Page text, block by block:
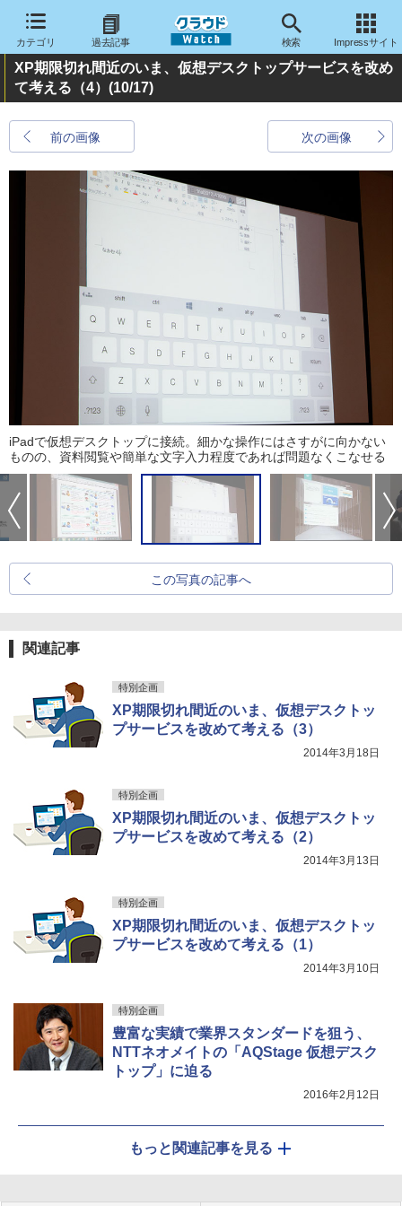
カテゴリ 過去記事 検索 Impressサイト
XP期限切れ間近のいま、仮想デスクトップサービスを改め
て考える（4） (10/17)
前の画像 次の画像
iPadで仮想デスクトップに接続。細かな操作にはさすがに向かない
ものの、資料閲覧や簡単な文字入力程度であれば問題なくこなせる
この写真の記事へ
関連記事
特別企画
XP期限切れ間近のいま、仮想デスクトッ
プサービスを改めて考える（3）
2014年3月18日
特別企画
XP期限切れ間近のいま、仮想デスクトッ
プサービスを改めて考える（2）
2014年3月13日
特別企画
XP期限切れ間近のいま、仮想デスクトッ
プサービスを改めて考える（1）
2014年3月10日
特別企画
豊富な実績で業界スタンダードを狙う、
NTTネオメイトの「AQStage 仮想デスク
トップ」に迫る
2016年2月12日
もっと関連記事を見る